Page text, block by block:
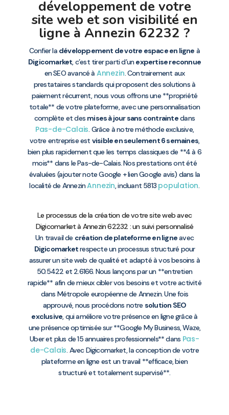
développement de votre
site web et son visibilité en
ligne à Annezin 62232 ?
Confier la développement de votre espace en ligne à
Digicomarket, c’est tirer parti d’unexpertise reconnue
en SEO avancé à Annezin. Contrairement aux
prestataires standards qui proposent des solutions à
paiement récurrent, nous vous offrons une **propriété
totale** de votre plateforme, avec une personnalisation
complète et des mises à jour sans contraintedans
Pas-de-Calais. Grâce à notre méthode exclusive,
votre entreprise est visible en seulement 6 semaines,
bien plus rapidement que les temps classiques de **4 à 6
mois** dans le Pas-de-Calais. Nos prestations ont été
évaluées (ajouter note Google + lien Google avis) dans la
localité de AnnezinAnnezin, incluant 5813 population.
Le processus de la création de votre site web avec
Digicomarket à Annezin 62232 : un suivi personnalisé
Un travail de création de plateforme en ligneavec
Digicomarketrespecte un processus structuré pour
assurer un site web de qualité et adapté à vos besoins à
50.5422 et 2.6166. Nous lançons par un **entretien
rapide** afin de mieux cibler vos besoins et votre activité
dans Métropole européenne de Annezin. Une fois
approuvé, nous procédons notre solution SEO
exclusive, qui améliore votre présence en ligne grâce à
une présence optimisée sur **Google My Business, Waze,
Uber et plus de 15 annuaires professionnels** dans Pas-
de-Calais. Avec Digicomarket, la conception de votre
plateforme en ligne est un travail **efficace, bien
structuré et totalement supervisé**.